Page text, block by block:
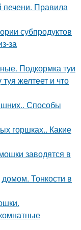
Правила
субпродуктов
за
Подкормка туи
желтеет и что
Способы
горшках.. Какие
заводятся в
Тонкости в